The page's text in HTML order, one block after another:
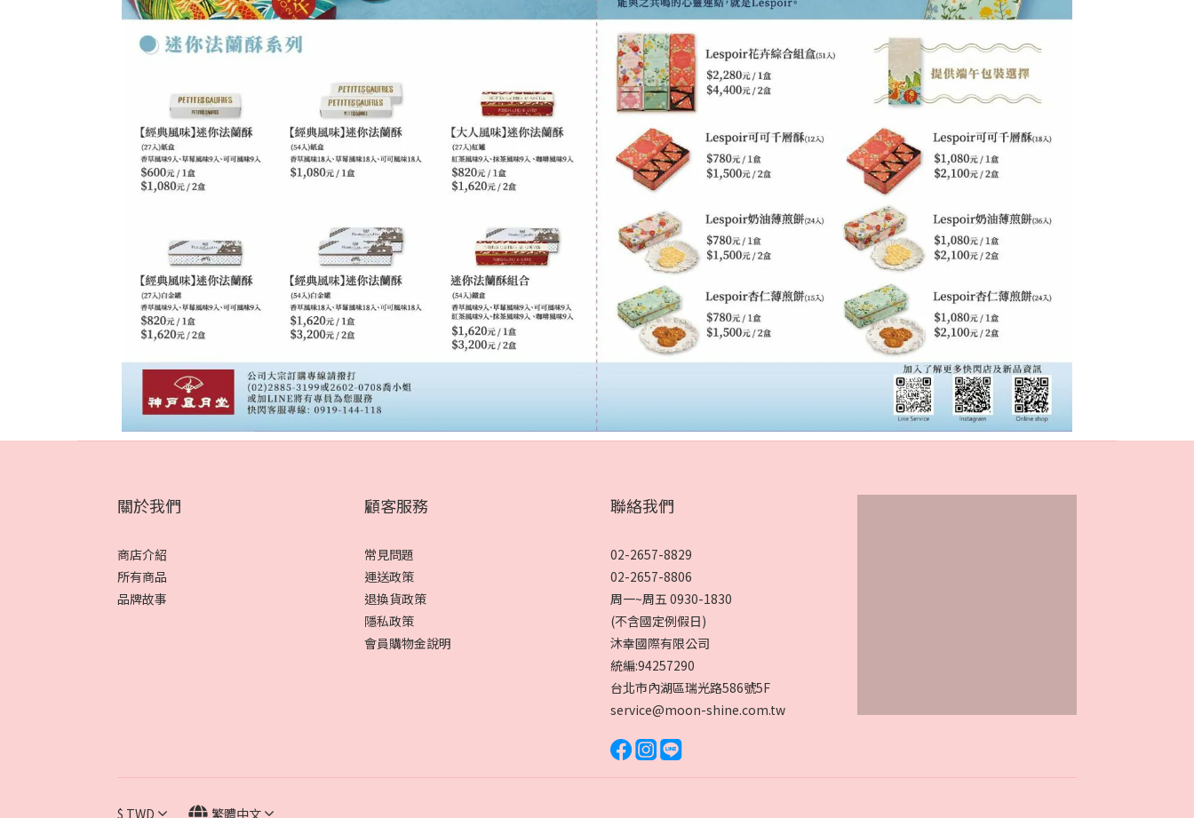
關於我們
商店介紹
所有商品
品牌故事
顧客服務
常見問題
運送政策
退換貨政策
隱私政策
會員購物金說明
聯絡我們
02-2657-8829
02-2657-8806
周一~周五 0930-1830
(不含國定例假日)
沐幸國際有限公司
統編:94257290
台北市內湖區瑞光路586號5F
service@moon-shine.com.tw
$ TWD 繁體中文